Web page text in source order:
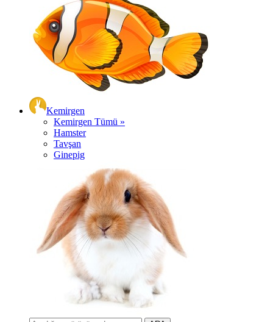
Kemirgen
Kemirgen Tümü »
Hamster
Tavşan
Ginepig